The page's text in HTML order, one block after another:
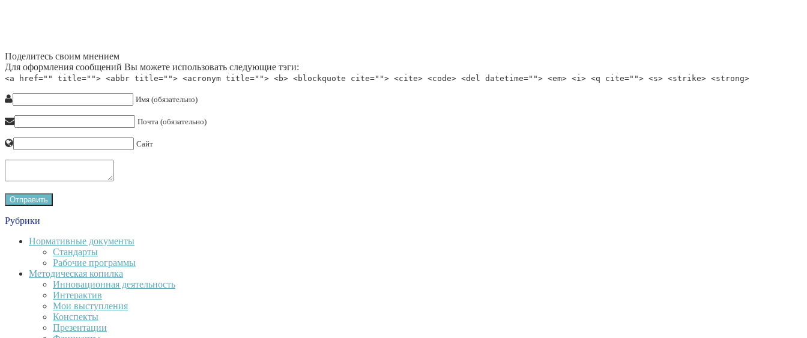
Поделитесь своим мнением
Для оформления сообщений Вы можете использовать следующие тэги:
<a href="" title=""> <abbr title=""> <acronym title=""> <b> <blockquote cite=""> <cite> <code> <del datetime=""> <em> <i> <q cite=""> <s> <strike> <strong>
Имя (обязательно)
Почта (обязательно)
Сайт
Рубрики
Нормативные документы
Стандарты
Рабочие программы
Методическая копилка
Инновационная деятельность
Интерактив
Мои выступления
Конспекты
Презентации